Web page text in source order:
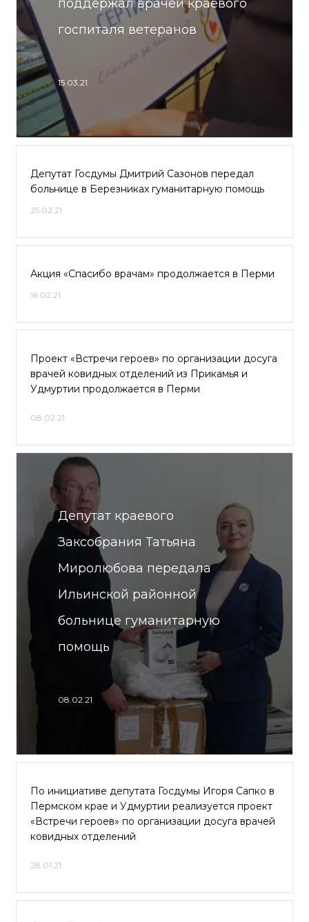
поддержал врачей краевого
госпиталя ветеранов
15.03.21
Депутат Госдумы Дмитрий Сазонов передал
больнице в Березниках гуманитарную помощь
25.02.21
Акция «Спасибо врачам» продолжается в Перми
16.02.21
Проект «Встречи героев» по организации досуга
врачей ковидных отделений из Прикамья и
Удмуртии продолжается в Перми
08.02.21
Депутат краевого
Заксобрания Татьяна
Миролюбова передала
Ильинской районной
больнице гуманитарную
помощь
08.02.21
По инициативе депутата Госдумы Игоря Сапко в
Пермском крае и Удмуртии реализуется проект
«Встречи героев» по организации досуга врачей
ковидных отделений
28.01.21